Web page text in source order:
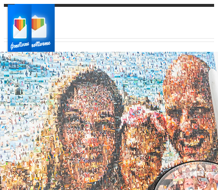
Ваш город:
Ваш регион доставки
Выберите из списка: